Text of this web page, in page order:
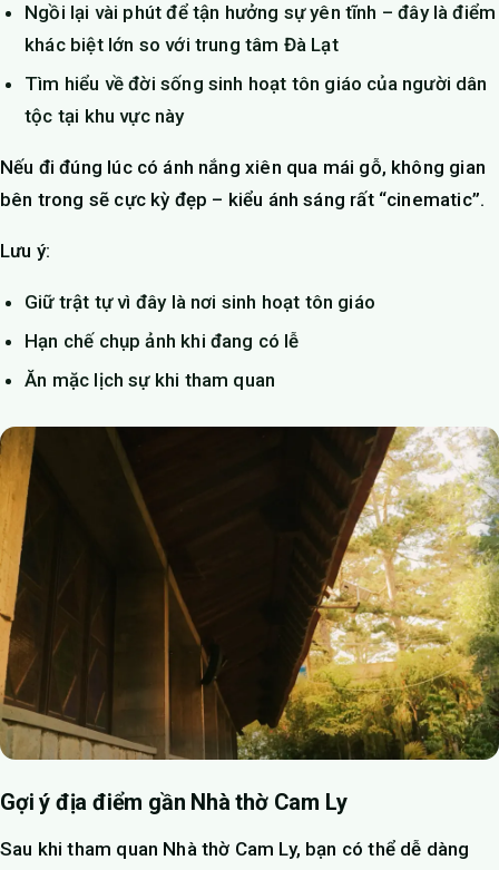
Ngồi lại vài phút để tận hưởng sự yên tĩnh – đây là điểm
khác biệt lớn so với trung tâm Đà Lạt
Tìm hiểu về đời sống sinh hoạt tôn giáo của người dân
tộc tại khu vực này
Nếu đi đúng lúc có ánh nắng xiên qua mái gỗ, không gian
bên trong sẽ cực kỳ đẹp – kiểu ánh sáng rất “cinematic”.
Lưu ý:
Giữ trật tự vì đây là nơi sinh hoạt tôn giáo
Hạn chế chụp ảnh khi đang có lễ
Ăn mặc lịch sự khi tham quan
Gợi ý địa điểm gần Nhà thờ Cam Ly
Sau khi tham quan Nhà thờ Cam Ly, bạn có thể dễ dàng